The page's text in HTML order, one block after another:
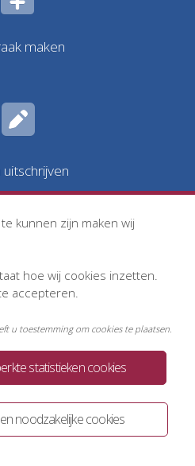
maken
uitschrijven
Klachtenregeling
noodzakelijke cookies
statistieken cookies
kunnen zijn maken wij
hoe wij cookies inzetten.
accepteren.
u toestemming om cookies te plaatsen.